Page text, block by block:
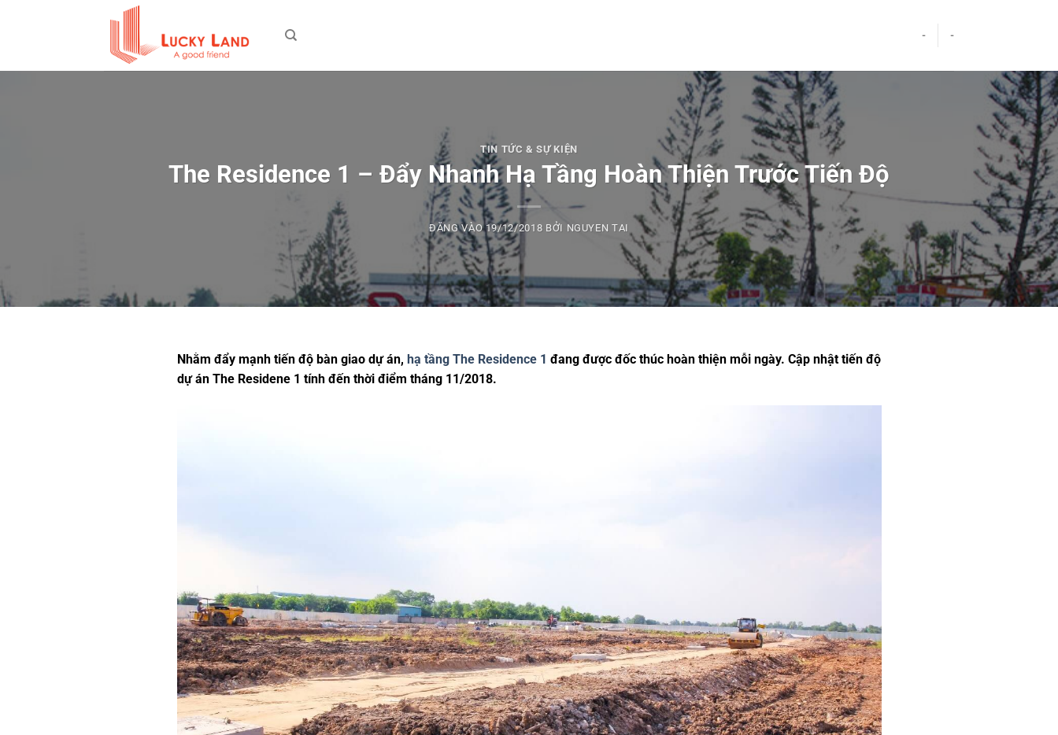
dung
- -
TIN TỨC & SỰ KIỆN
The Residence 1 – Đẩy Nhanh Hạ Tầng Hoàn Thiện Trước Tiến Độ
ĐĂNG VÀO19/12/2018 BỞI NGUYEN TAI
Nhằm đẩy mạnh tiến độ bàn giao dự án, hạ tầng The Residence 1 đang được đốc thúc hoàn thiện mỗi ngày. Cập nhật tiến độ
dự án The Residene 1 tính đến thời điểm tháng 11/2018.